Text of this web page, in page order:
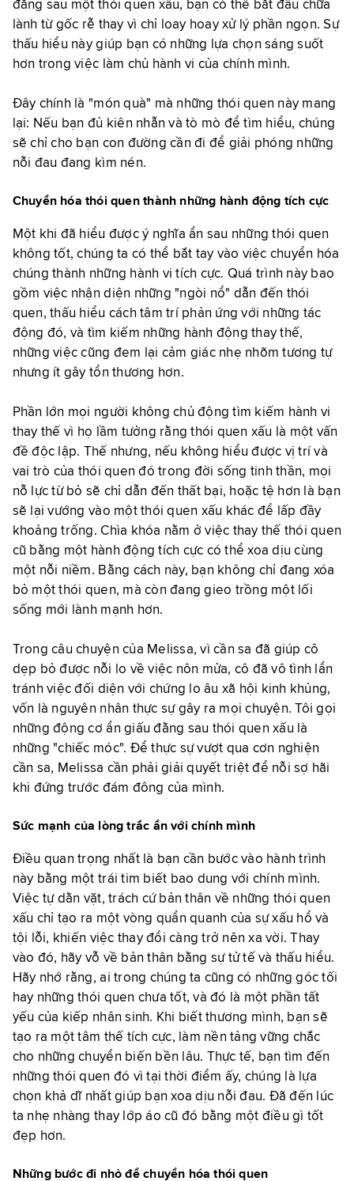
đằng sau một thói quen xấu, bạn có thể bắt đầu chữa
lành từ gốc rễ thay vì chỉ loay hoay xử lý phần ngọn. Sự
thấu hiểu này giúp bạn có những lựa chọn sáng suốt
hơn trong việc làm chủ hành vi của chính mình.
Đây chính là "món quà" mà những thói quen này mang
lại: Nếu bạn đủ kiên nhẫn và tò mò để tìm hiểu, chúng
sẽ chỉ cho bạn con đường cần đi để giải phóng những
nỗi đau đang kìm nén.
Chuyển hóa thói quen thành những hành động tích cực
Một khi đã hiểu được ý nghĩa ẩn sau những thói quen
không tốt, chúng ta có thể bắt tay vào việc chuyển hóa
chúng thành những hành vi tích cực. Quá trình này bao
gồm việc nhận diện những "ngòi nổ" dẫn đến thói
quen, thấu hiểu cách tâm trí phản ứng với những tác
động đó, và tìm kiếm những hành động thay thế,
những việc cũng đem lại cảm giác nhẹ nhõm tương tự
nhưng ít gây tổn thương hơn.
Phần lớn mọi người không chủ động tìm kiếm hành vi
thay thế vì họ lầm tưởng rằng thói quen xấu là một vấn
đề độc lập. Thế nhưng, nếu không hiểu được vị trí và
vai trò của thói quen đó trong đời sống tinh thần, mọi
nỗ lực từ bỏ sẽ chỉ dẫn đến thất bại, hoặc tệ hơn là bạn
sẽ lại vướng vào một thói quen xấu khác để lấp đầy
khoảng trống. Chìa khóa nằm ở việc thay thế thói quen
cũ bằng một hành động tích cực có thể xoa dịu cùng
một nỗi niềm. Bằng cách này, bạn không chỉ đang xóa
bỏ một thói quen, mà còn đang gieo trồng một lối
sống mới lành mạnh hơn.
Trong câu chuyện của Melissa, vì cần sa đã giúp cô
dẹp bỏ được nỗi lo về việc nôn mửa, cô đã vô tình lẩn
tránh việc đối diện với chứng lo âu xã hội kinh khủng,
vốn là nguyên nhân thực sự gây ra mọi chuyện. Tôi gọi
những động cơ ẩn giấu đằng sau thói quen xấu là
những "chiếc móc". Để thực sự vượt qua cơn nghiện
cần sa, Melissa cần phải giải quyết triệt để nỗi sợ hãi
khi đứng trước đám đông của mình.
Sức mạnh của lòng trắc ẩn với chính mình
Điều quan trọng nhất là bạn cần bước vào hành trình
này bằng một trái tim biết bao dung với chính mình.
Việc tự dằn vặt, trách cứ bản thân về những thói quen
xấu chỉ tạo ra một vòng quẩn quanh của sự xấu hổ và
tội lỗi, khiến việc thay đổi càng trở nên xa vời. Thay
vào đó, hãy vỗ về bản thân bằng sự tử tế và thấu hiểu.
Hãy nhớ rằng, ai trong chúng ta cũng có những góc tối
hay những thói quen chưa tốt, và đó là một phần tất
yếu của kiếp nhân sinh. Khi biết thương mình, bạn sẽ
tạo ra một tâm thế tích cực, làm nền tảng vững chắc
cho những chuyển biến bền lâu. Thực tế, bạn tìm đến
những thói quen đó vì tại thời điểm ấy, chúng là lựa
chọn khả dĩ nhất giúp bạn xoa dịu nỗi đau. Đã đến lúc
ta nhẹ nhàng thay lớp áo cũ đó bằng một điều gì tốt
đẹp hơn.
Những bước đi nhỏ để chuyển hóa thói quen